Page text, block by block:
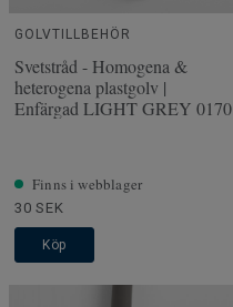
GOLVTILLBEHÖR
Svetstråd - Homogena &
heterogena plastgolv |
Enfärgad LIGHT GREY 0170
Finns i webblager
30 SEK
Köp